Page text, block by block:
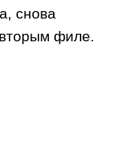
снова
филе.